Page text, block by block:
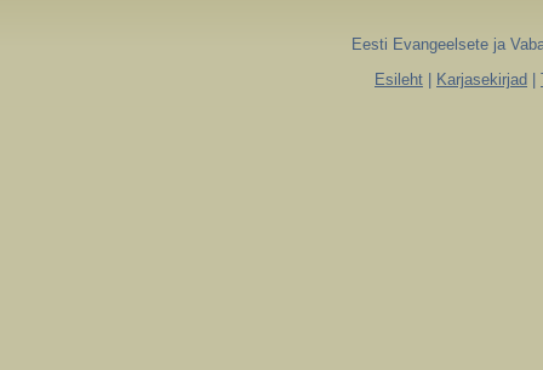
Eesti Evangeelsete ja
Esileht
Karjasekirjad